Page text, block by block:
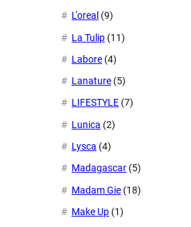
L'oreal (9)
La Tulip (11)
Labore (4)
Lanature (5)
LIFESTYLE (7)
Lunica (2)
Lysca (4)
Madagascar (5)
Madam Gie (18)
Make Up (1)